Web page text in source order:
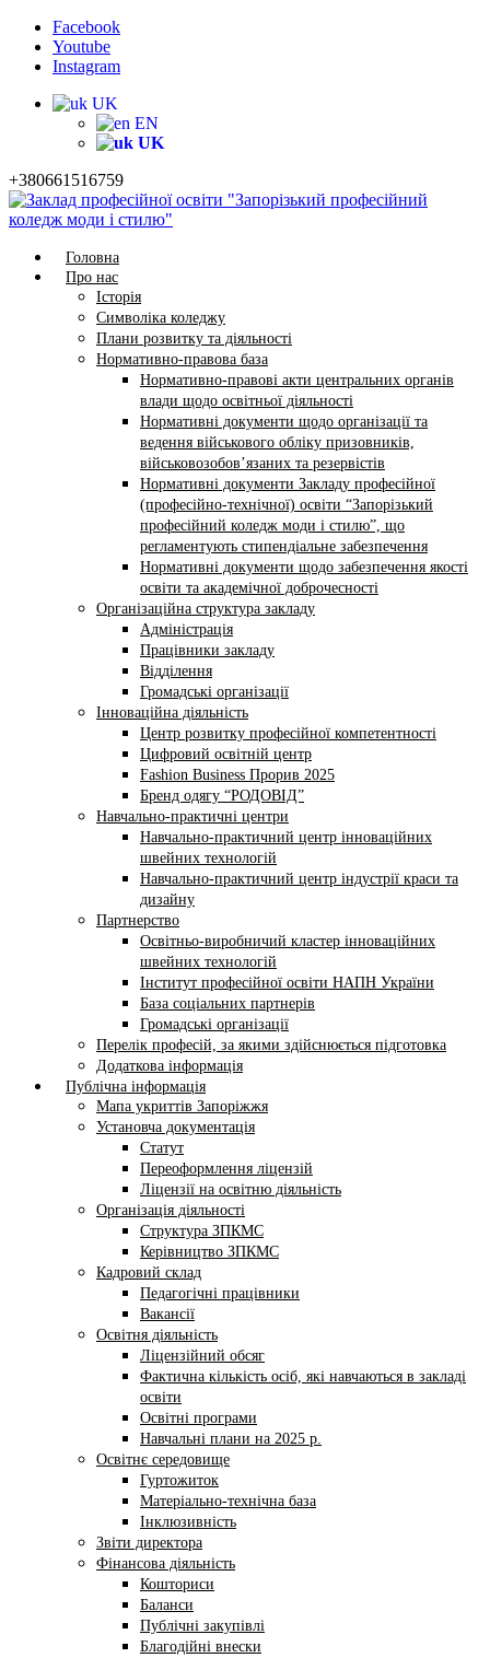
Facebook
Youtube
Instagram
UK
EN
UK
+380661516759
Головна
Про нас
Історія
Символіка коледжу
Плани розвитку та діяльності
Нормативно-правова база
Нормативно-правові акти центральних органів
влади щодо освітньої діяльності
Нормативні документи щодо організації та
ведення військового обліку призовників,
військовозобов’язаних та резервістів
Нормативні документи Закладу професійної
(професійно-технічної) освіти “Запорізький
професійний коледж моди і стилю”, що
регламентують стипендіальне забезпечення
Нормативні документи щодо забезпечення якості
освіти та академічної доброчесності
Організаційна структура закладу
Адміністрація
Працівники закладу
Відділення
Громадські організації
Інноваційна діяльність
Центр розвитку професійної компетентності
Цифровий освітній центр
Fashion Business Прорив 2025
Бренд одягу “РОДОВІД”
Навчально-практичні центри
Навчально-практичний центр інноваційних
швейних технологій
Навчально-практичний центр індустрії краси та
дизайну
Партнерство
Освітньо-виробничий кластер інноваційних
швейних технологій
Інститут професійної освіти НАПН України
База соціальних партнерів
Громадські організації
Перелік професій, за якими здійснюється підготовка
Додаткова інформація
Публічна інформація
Мапа укриттів Запоріжжя
Установча документація
Статут
Переоформлення ліцензій
Ліцензії на освітню діяльність
Організація діяльності
Структура ЗПКМС
Керівництво ЗПКМС
Кадровий склад
Педагогічні працівники
Вакансії
Освітня діяльність
Ліцензійний обсяг
Фактична кількість осіб, які навчаються в закладі
освіти
Освітні програми
Навчальні плани на 2025 р.
Освітнє середовище
Гуртожиток
Матеріально-технічна база
Інклюзивність
Звіти директора
Фінансова діяльність
Кошториси
Баланси
Публічні закупівлі
Благодійні внески